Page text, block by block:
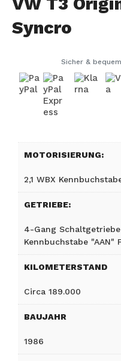
Syncro
Sicher &
MOTORISIERUNG:
2,1 WBX
GETRIEBE:
4-Gang
Kennbuchstabe
KILOMETERSTAND
Circa 189.000
BAUJAHR
1986